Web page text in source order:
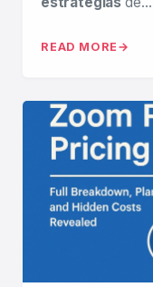
READ MORE